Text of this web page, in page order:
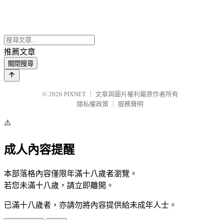
推薦文章
關閉搜尋
© 2026 PIXNET
文章與圖片權利屬原作者所有
隱私權政策
服務聲明
⚠️
成人內容提醒
本部落格內容僅限年滿十八歲者瀏覽。
若您未滿十八歲，請立即離開。
已滿十八歲者，亦請勿將內容提供給未成年人士。